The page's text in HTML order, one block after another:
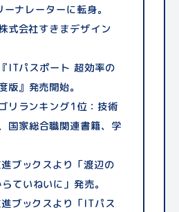
ナレーターに転身。
式会社すきまデザイン
ITパスポート 超効率の
』発売開始。
リランキング1位：技術
国家総合職関連書籍、学
ブックスより「渡辺の
ていねいに」発売。
ブックスより「ITパス